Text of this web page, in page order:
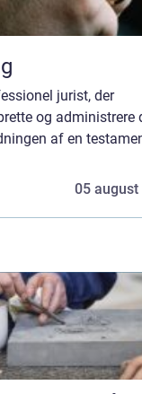
jurist, der
og administrere
af en
05 august